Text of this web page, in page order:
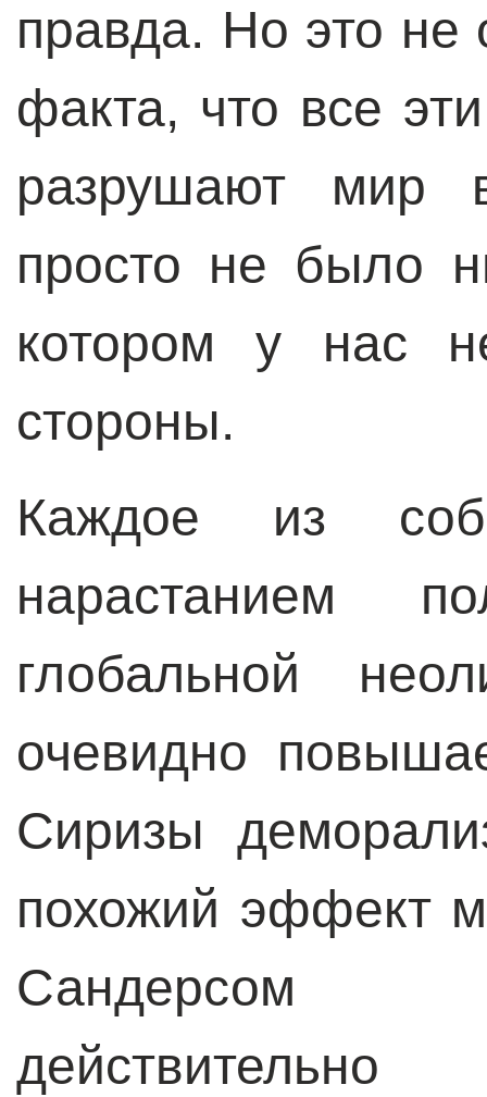
правда. Но это не
факта, что все
разрушают мир
просто не было
котором у нас
стороны.
Каждое из
нарастанием
глобальной
очевидно
Сиризы
похожий эффект
Сандерсом